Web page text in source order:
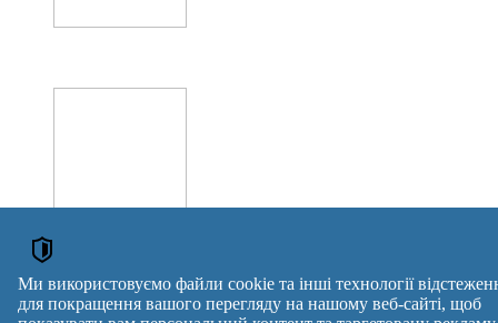
ОГОЛОШЕННЯ
Ми використовуємо файли cookie та інші технології
для покращення вашого перегляду на нашому веб-сайті, щоб